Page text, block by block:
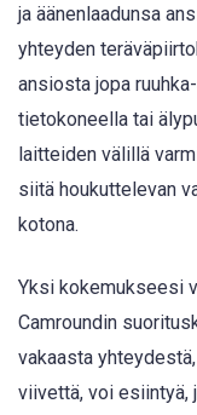
ja äänenlaadunsa
yhteyden
ansiosta jopa
tietokoneella tai
laitteiden välillä
siitä houkuttelevan
kotona.
Yksi kokemukseesi
Camroundin
vakaasta
viivettä, voi esiintyä,